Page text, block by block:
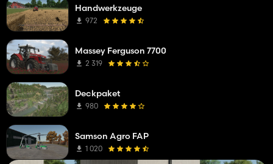
Handwerkzeuge
972
Massey Ferguson 7700
2 319
Deckpaket
980
Samson Agro FAP
1 020